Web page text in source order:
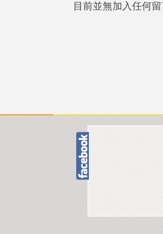
目前並無加入任何